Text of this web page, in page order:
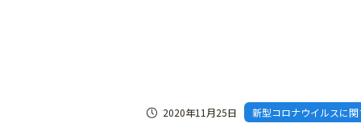
2020年11月25日 新型コロナウイルスに